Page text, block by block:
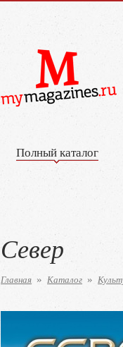
Полный каталог
Север
Главная » Каталог »